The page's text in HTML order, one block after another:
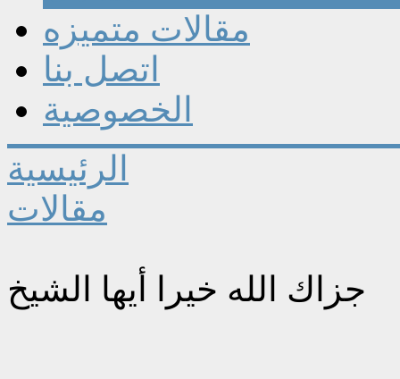
مقالات متميزه
اتصل بنا
الخصوصية
الرئيسية
مقالات
جزاك الله خيرا أيها الشيخ